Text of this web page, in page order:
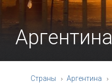
Аргентина
Страны Аргентина